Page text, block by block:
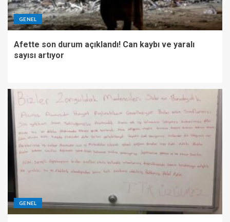
GENEL
Afette son durum açıklandı! Can kaybı ve yaralı
sayısı artıyor
GENEL